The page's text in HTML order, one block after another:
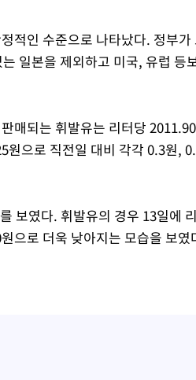
적인 수준으로 나타났다. 정부가
일본을 제외하고 미국, 유럽 등
매되는 휘발유는 리터당
으로 직전일 대비 각각 0.3원,
보였다. 휘발유의 경우 13일에
으로 더욱 낮아지는 모습을 보였